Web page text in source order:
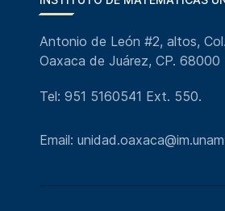
Antonio de León #2, altos,
Oaxaca de Juárez, CP. 68000
Tel: 951 5160541 Ext. 550.
Email: